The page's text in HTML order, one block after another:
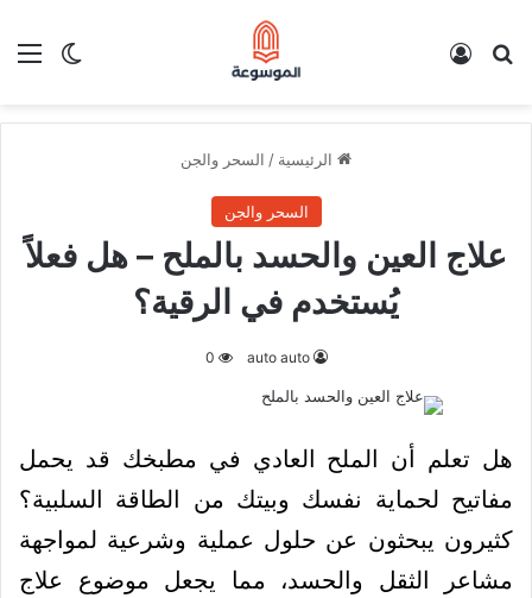
الوضع بحث عن
الرئيسية / السحر والجن
السحر والجن
علاج العين والحسد بالملح – هل فعلاً
يُستخدم في الرقية؟
auto auto
0
هل تعلم أن الملح العادي في مطبخك قد يحمل
مفاتيح لحماية نفسك وبيتك من الطاقة السلبية؟
كثيرون يبحثون عن حلول عملية وشرعية لمواجهة
مشاعر الثقل والحسد، مما يجعل موضوع علاج